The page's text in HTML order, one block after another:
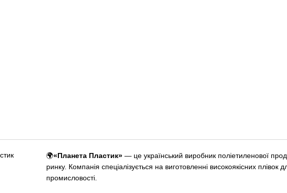
🌍«Планета Пластик» — це український виробник поліетиленової
ринку. Компанія спеціалізується на виготовленні високоякісних плівок
промисловості.